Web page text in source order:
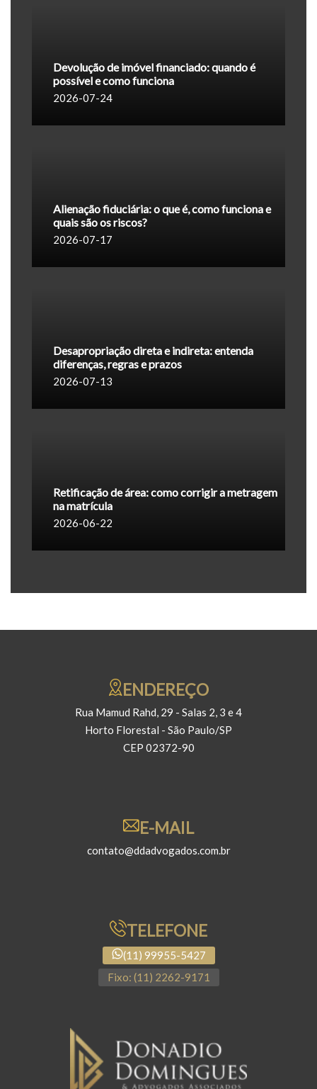
Devolução de imóvel financiado: quando é
possível e como funciona
2026-07-24
Alienação fiduciária: o que é, como funciona e
quais são os riscos?
2026-07-17
Desapropriação direta e indireta: entenda
diferenças, regras e prazos
2026-07-13
Retificação de área: como corrigir a metragem
na matrícula
2026-06-22
ENDEREÇO
Rua Mamud Rahd, 29 - Salas 2, 3 e 4
Horto Florestal - São Paulo/SP
CEP 02372-90
E-MAIL
contato@ddadvogados.com.br
TELEFONE
(11) 99955-5427
Fixo: (11) 2262-9171